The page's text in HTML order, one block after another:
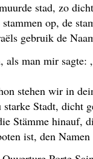
stad, zo
op, de
gebruik de
als man mir sagte:
stehen wir in
starke Stadt, dicht
Stämme hinauf,
ist, den